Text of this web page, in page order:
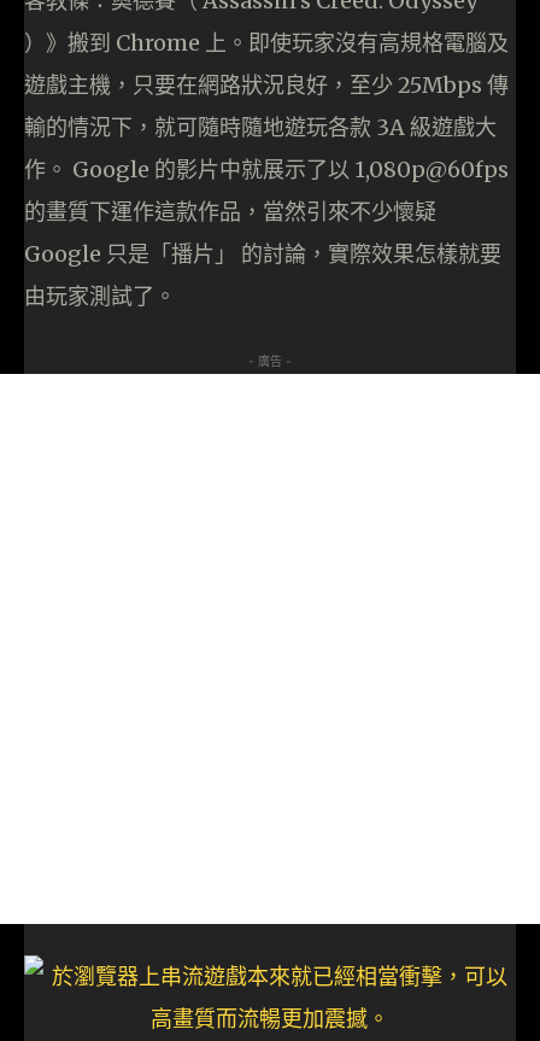
）》搬到 Chrome 上。即使玩家沒有高規格電腦及
遊戲主機，只要在網路狀況良好，至少 25Mbps 傳
輸的情況下，就可隨時隨地遊玩各款 3A 級遊戲大
作。 Google 的影片中就展示了以 1,080p@60fps
的畫質下運作這款作品，當然引來不少懷疑
Google 只是「播片」 的討論，實際效果怎樣就要
由玩家測試了。
- 廣告 -